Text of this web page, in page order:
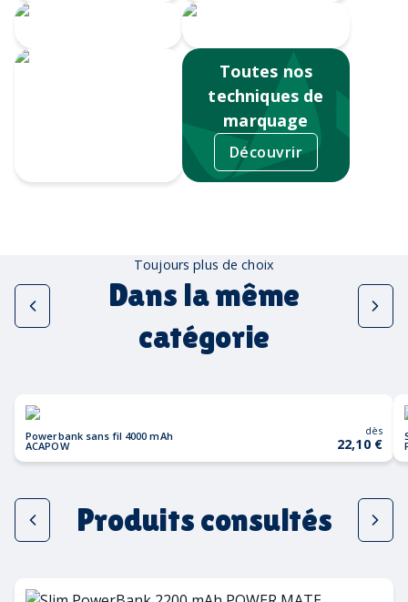
Toutes nos
techniques de
marquage
Découvrir
Toujours plus de choix
Dans la même
catégorie
Powerbank sans fil 4000 mAh
ACAPOW
dès
22,10 €
Produits consultés